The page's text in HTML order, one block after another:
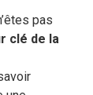
pas
clé de la